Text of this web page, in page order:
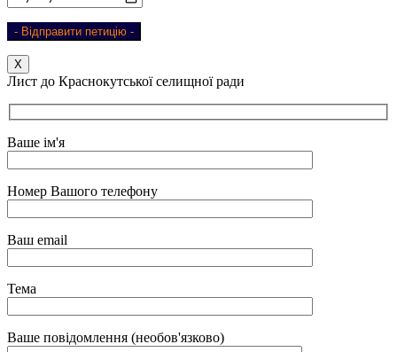
Х
Лист до Краснокутської селищної ради
Ваше ім'я
Номер Вашого телефону
Ваш email
Тема
Ваше повідомлення (необов'язково)